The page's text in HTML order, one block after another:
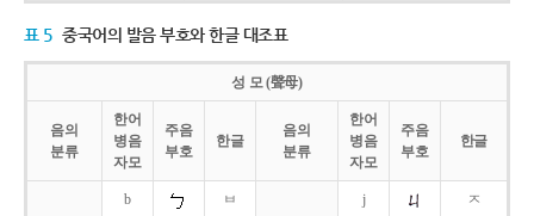
표 5 중국어의 발음 부호와 한글 대조표
성 모 (聲母)
음의
분류
한어
병음
자모
주음
부호
한글
음의
분류
한어
병음
자모
주음
부호
한글
b
ㅂ
j ㅈ